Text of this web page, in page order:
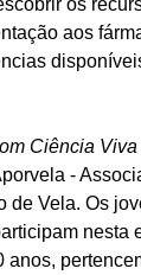
os
aos
Ciência Viva
-
de Vela. Os
nesta
anos,